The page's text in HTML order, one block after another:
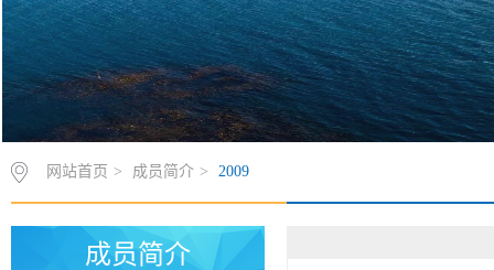
网站首页 > 成员简介 > 2009
成员简介